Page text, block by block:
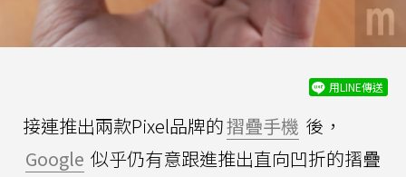
用LINE傳送
接連推出兩款Pixel品牌的摺疊手機 後，
Google 似乎仍有意跟進推出直向凹折的摺疊